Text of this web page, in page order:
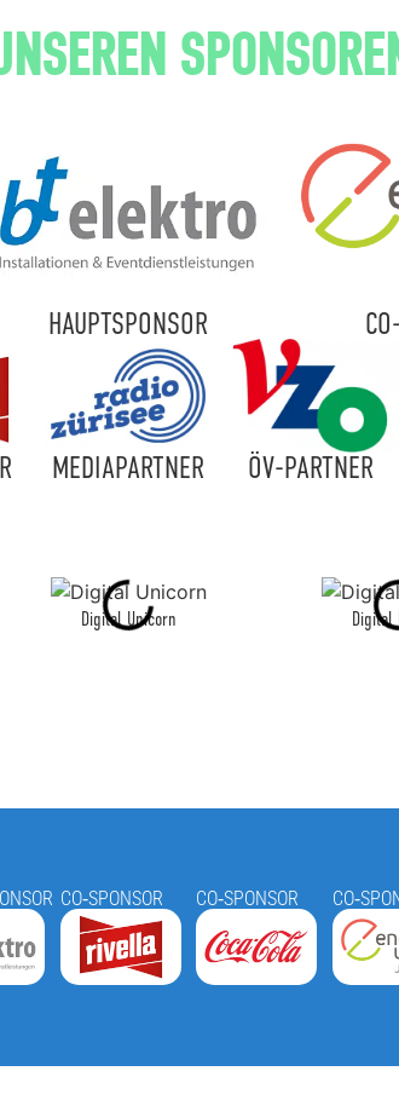
HAUPTSPONSOR
MEDIAPARTNER ÖV-PARTNER
Digital Unicorn Digital
CO‑SPONSOR CO‑SPONSOR